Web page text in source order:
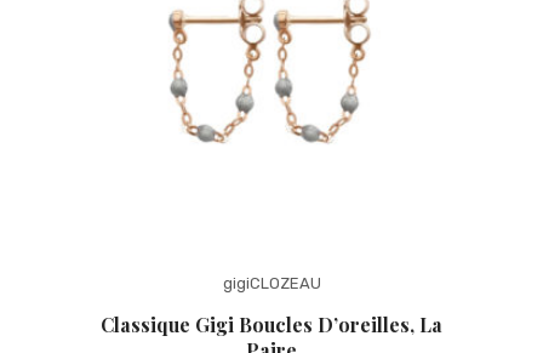
gigiCLOZEAU
Classique Gigi Boucles D’oreilles, La